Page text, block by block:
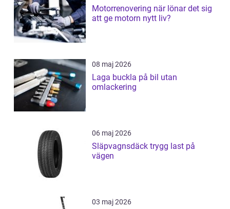
Motorrenovering när lönar det sig
att ge motorn nytt liv?
08 maj 2026
Laga buckla på bil utan
omlackering
06 maj 2026
Släpvagnsdäck trygg last på
vägen
03 maj 2026